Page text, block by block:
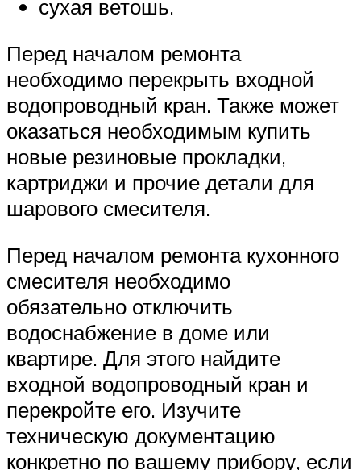
сухая ветошь.
Перед началом ремонта
необходимо перекрыть входной
водопроводный кран. Также может
оказаться необходимым купить
новые резиновые прокладки,
картриджи и прочие детали для
шарового смесителя.
Перед началом ремонта кухонного
смесителя необходимо
обязательно отключить
водоснабжение в доме или
квартире. Для этого найдите
входной водопроводный кран и
перекройте его. Изучите
техническую документацию
конкретно по вашему прибору, если